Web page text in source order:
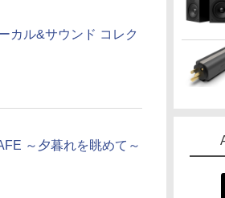
カル&サウンド コレク
～夕暮れを眺めて～